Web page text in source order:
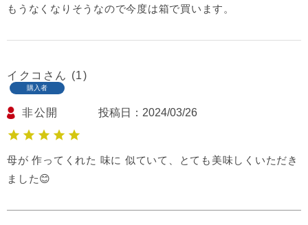
もうなくなりそうなので今度は箱で買います。
イクコ 1
購入者
非公開 投稿日 2024/03/26
母が 作ってくれた 味に 似ていて、とても美味しくいただき
ました😊